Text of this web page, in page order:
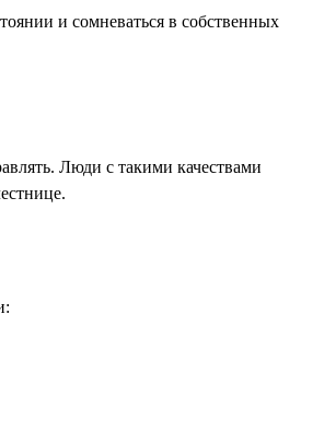
и сомневаться в собственных
Люди с такими качествами